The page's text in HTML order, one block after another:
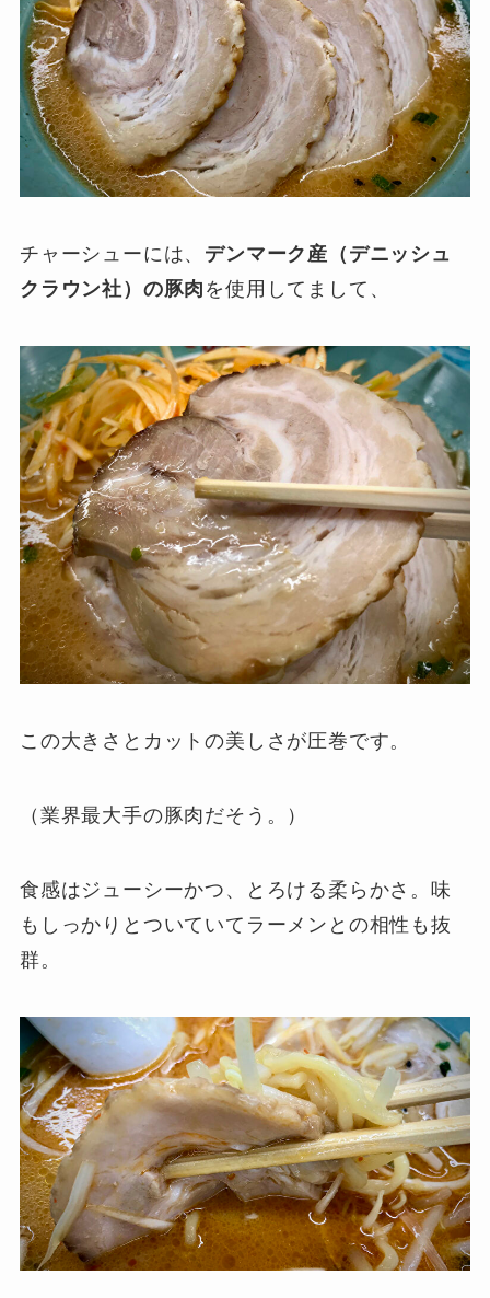
チャーシューには、 デンマーク産（デニッシュ
クラウン社）の豚肉 を使用してまして、
この大きさとカットの美しさが圧巻です。
（業界最大手の豚肉だそう。）
食感はジューシーかつ、とろける柔らかさ。味
もしっかりとついていてラーメンとの相性も抜
群。